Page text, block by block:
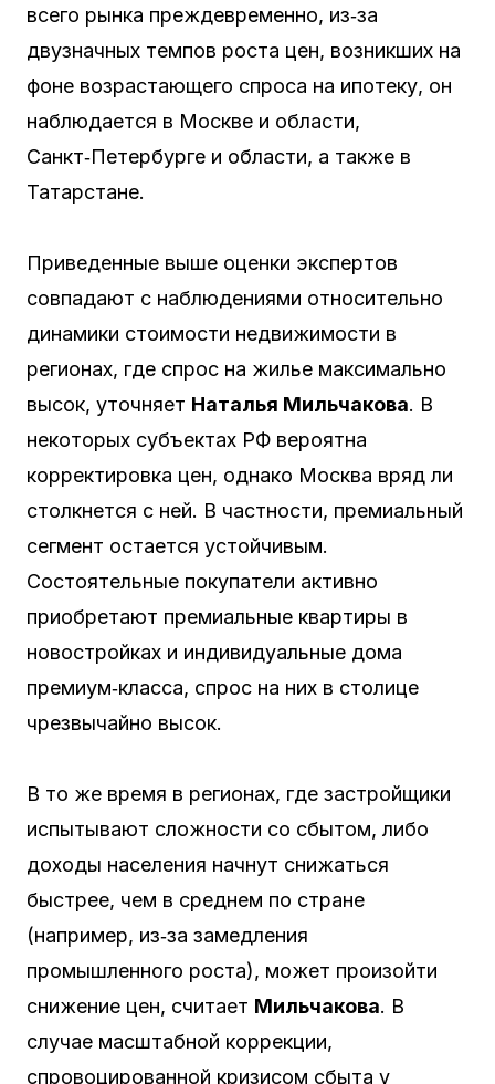
всего рынка преждевременно, из‑за
двузначных темпов роста цен, возникших на
фоне возрастающего спроса на ипотеку, он
наблюдается в Москве и области,
Санкт‑Петербурге и области, а также в
Татарстане.
Приведенные выше оценки экспертов
совпадают с наблюдениями относительно
динамики стоимости недвижимости в
регионах, где спрос на жилье максимально
высок, уточняет Наталья Мильчакова. В
некоторых субъектах РФ вероятна
корректировка цен, однако Москва вряд ли
столкнется с ней. В частности, премиальный
сегмент остается устойчивым.
Состоятельные покупатели активно
приобретают премиальные квартиры в
новостройках и индивидуальные дома
премиум‑класса, спрос на них в столице
чрезвычайно высок.
В то же время в регионах, где застройщики
испытывают сложности со сбытом, либо
доходы населения начнут снижаться
быстрее, чем в среднем по стране
(например, из‑за замедления
промышленного роста), может произойти
снижение цен, считает Мильчакова. В
случае масштабной коррекции,
спровоцированной кризисом сбыта у